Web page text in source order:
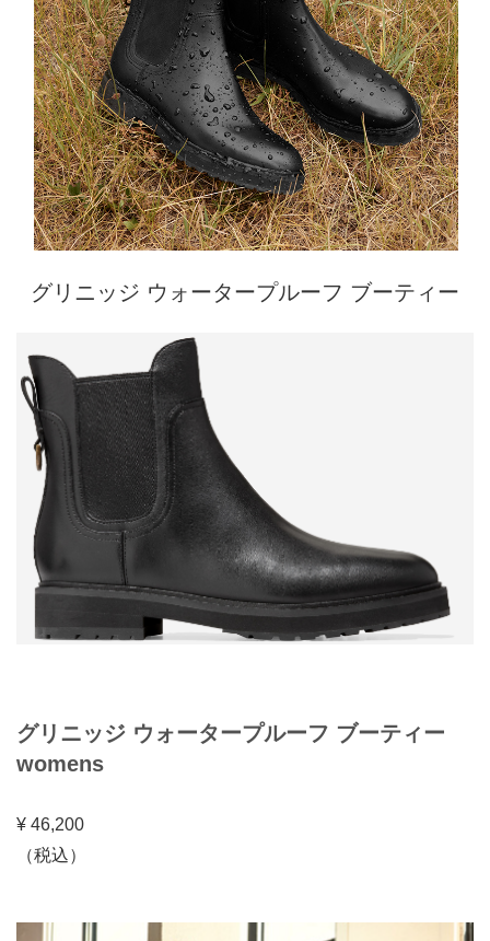
グリニッジ ウォータープルーフ ブーティー
グリニッジ ウォータープルーフ ブーティー
womens
¥ 46,200
（税込）